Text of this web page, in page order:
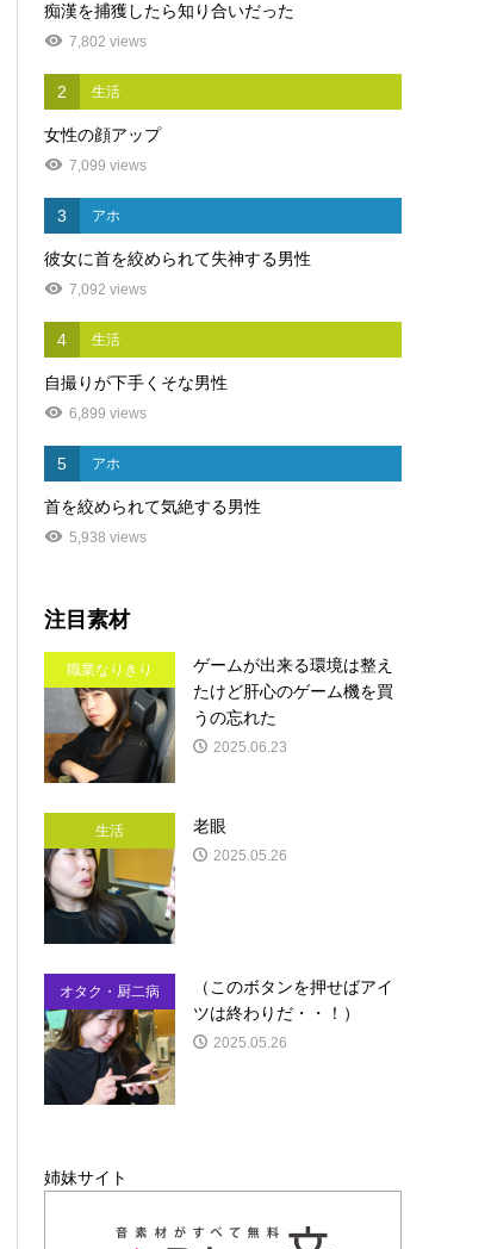
痴漢を捕獲したら知り合いだった
7,802 views
2 生活
女性の顔アップ
7,099 views
3 アホ
彼女に首を絞められて失神する男性
7,092 views
4 生活
自撮りが下手くそな男性
6,899 views
5 アホ
首を絞められて気絶する男性
5,938 views
注目素材
職業なりきり
ゲームが出来る環境は整え
たけど肝心のゲーム機を買
うの忘れた
2025.06.23
生活 老眼
2025.05.26
オタク・厨二病
（このボタンを押せばアイ
ツは終わりだ・・！）
2025.05.26
姉妹サイト